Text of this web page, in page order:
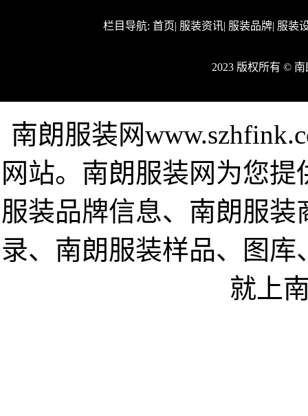
栏目导航: 首页| 服装资讯| 服装品牌| 服装
2023 版权所有 ©
南朗服装网
网站。南朗服装网为您
服装品牌信息、南朗服
录、南朗服装样品、图
就上